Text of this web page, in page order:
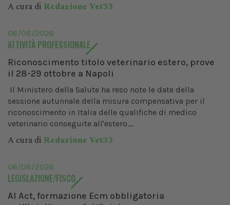
A cura di Redazione Vet33
06/08/2026
ATTIVITÀ PROFESSIONALE
Riconoscimento titolo veterinario estero, prove
il 28-29 ottobre a Napoli
Il Ministero della Salute ha reso note le date della
sessione autunnale della misura compensativa per il
riconoscimento in Italia delle qualifiche di medico
veterinario conseguite all'estero....
A cura di Redazione Vet33
06/08/2026
LEGISLAZIONE/FISCO
AI Act, formazione Ecm obbligatoria